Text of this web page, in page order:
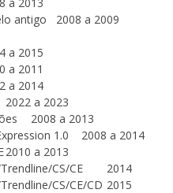
antigo
2008 a 2009
a 2015
a 2011
a 2014
2022 a 2023
2008 a 2013
1.0
2008 a 2014
2010 a 2013
CS/CE
2014
CS/CE/CD 2015